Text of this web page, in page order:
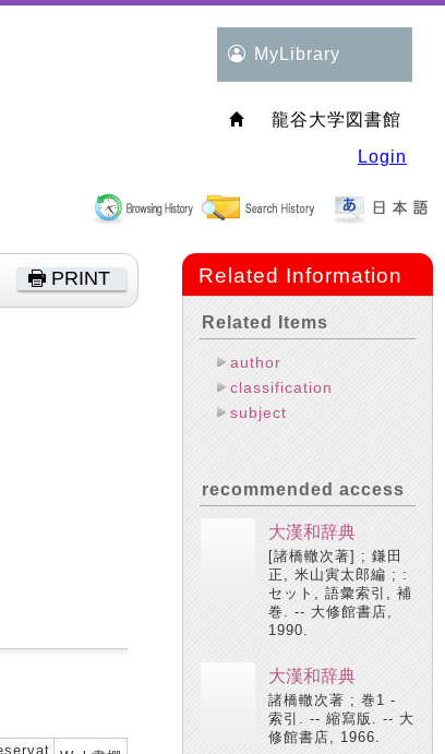
MyLibrary
龍谷大学図書館
Login
PRINT Related Information
Related Items
author
classification
subject
recommended access
大漢和辞典
[諸橋轍次著] ; 鎌田
正, 米山寅太郎編 ; :
セット, 語彙索引, 補
巻. -- 大修館書店,
1990.
大漢和辞典
諸橋轍次著 ; 巻1 -
索引. -- 縮寫版. -- 大
修館書店, 1966.